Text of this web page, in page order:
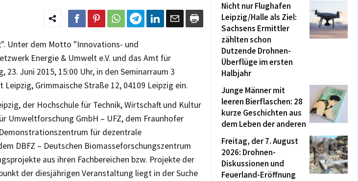
Unter dem Motto "Innovations- und
Energie & Umwelt e.V. und das Amt für
Juni 2015, 15:00 Uhr, in den Seminarraum 3
Grimmaische Straße 12, 04109 Leipzig ein.
der Hochschule für Technik, Wirtschaft und Kultur
Umweltforschung GmbH – UFZ, dem Fraunhofer
für dezentrale
DBFZ – Deutschen Biomasseforschungszentrum
aus ihren Fachbereichen bzw. Projekte der
der diesjährigen Veranstaltung liegt in der Suche
Nicht nur Flughafen
Leipzig/Halle als Ziel:
Sachsens Ermittler
zählten schon
Dutzende Drohnen-
Überflüge im ersten
Halbjahr
Junge Männer mit
leeren Bierflaschen: 28
kurze Geschichten aus
dem Leben der anderen
Freitag, der 7. August
2026: Drohnen-
Diskussionen und
Feuerland-Eröffnung